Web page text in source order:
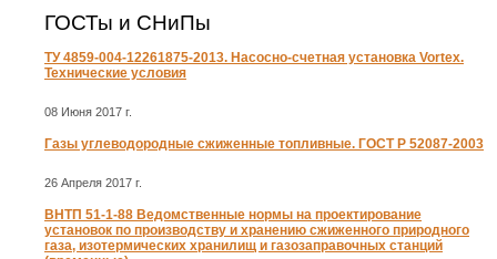
ГОСТы и СНиПы
ТУ 4859-004-12261875-2013. Насосно-счетная установка Vortex.
Технические условия
08 Июня 2017 г.
Газы углеводородные сжиженные топливные. ГОСТ Р 52087-2003
26 Апреля 2017 г.
ВНТП 51-1-88 Ведомственные нормы на проектирование
установок по производству и хранению сжиженного природного
газа, изотермических хранилищ и газозаправочных станций